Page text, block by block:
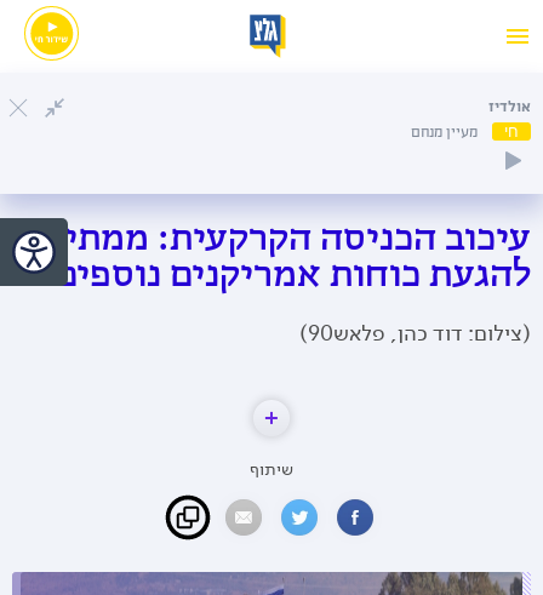
אולדיז
חי מעיין מנחם
עיכוב הכניסה הקרקעית: ממתינים
להגעת כוחות אמריקנים נוספים
(צילום: דוד כהן, פלאש90)
שיתוף